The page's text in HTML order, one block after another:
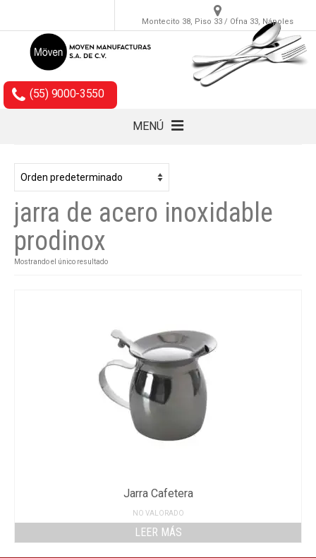
Montecito 38, Piso 33 / Ofna 33, Nápoles
(55) 9000-3550
MENÚ
Cubiertos
Accesorios
Empaques
jarra de acero inoxidable
prodinox
Mostrando el único resultado
Jarra Cafetera
NO VALORADO
LEER MÁS